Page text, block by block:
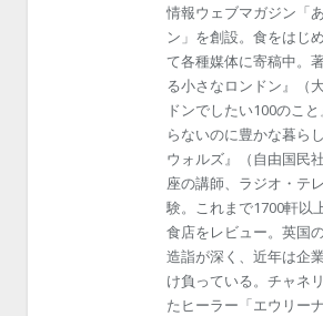
情報ウェブマガジン「
ン」を創設。食をはじ
て各種媒体に寄稿中。
る小さなロンドン』（
ドンでしたい100のこ
らないのに豊かな暮ら
ウォルズ』（自由国民
座の講師、ラジオ・テ
験。これまで1700軒以
食店をレビュー。英国
造詣が深く、近年は企
け負っている。チャネ
たヒーラー「エウリー